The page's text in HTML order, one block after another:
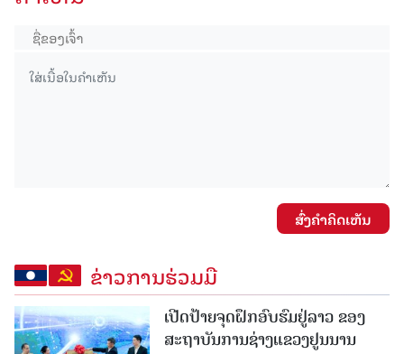
ສົ່ງຄໍາຄິດເຫັນ
ຂ່າວການຮ່ວມມື
ເປີດປ້າຍຈຸດຝຶກອົບຮົມຢູ່ລາວ ຂອງ
ສະຖາບັນການຊ່າງແຂວງຢູນນານ